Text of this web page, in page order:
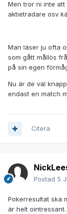
Men tror ni inte
aktietradare osv
Man läser ju ofta
som gått mållös
på sin egen
Nu är de väl
endast en match
Citera
Postad 5
Pokerresultat ska
är helt ointressant.